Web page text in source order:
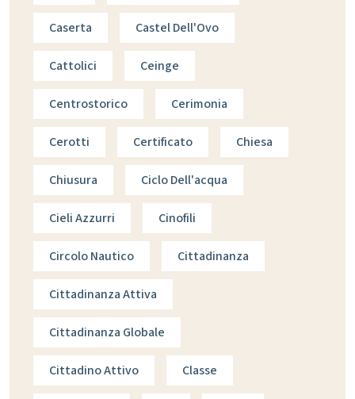
Caserta Castel Dell'Ovo
Cattolici Ceinge
Centrostorico Cerimonia
Cerotti Certificato Chiesa
Chiusura Ciclo Dell'acqua
Cieli Azzurri Cinofili
Circolo Nautico Cittadinanza
Cittadinanza Attiva
Cittadinanza Globale
Cittadino Attivo Classe